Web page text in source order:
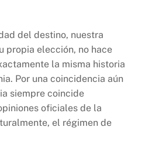
del destino, nuestra
propia elección, no hace
la misma historia
Por una coincidencia aún
siempre coincide
oficiales de la
el régimen de